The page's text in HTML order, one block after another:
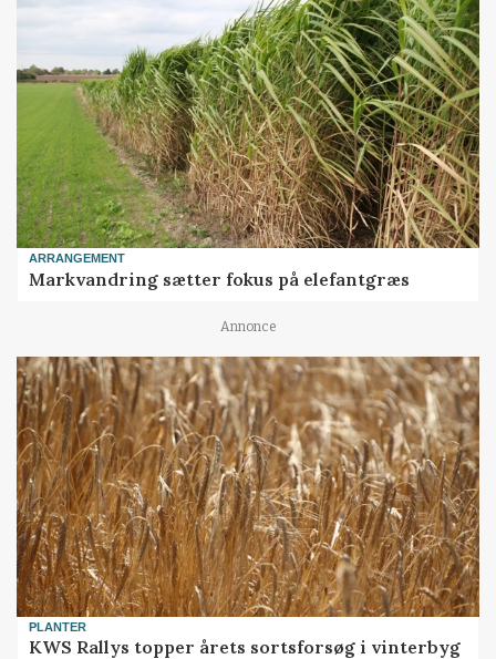
ARRANGEMENT
Markvandring sætter fokus på elefantgræs
Annonce
PLANTER
KWS Rallys topper årets sortsforsøg i vinterbyg